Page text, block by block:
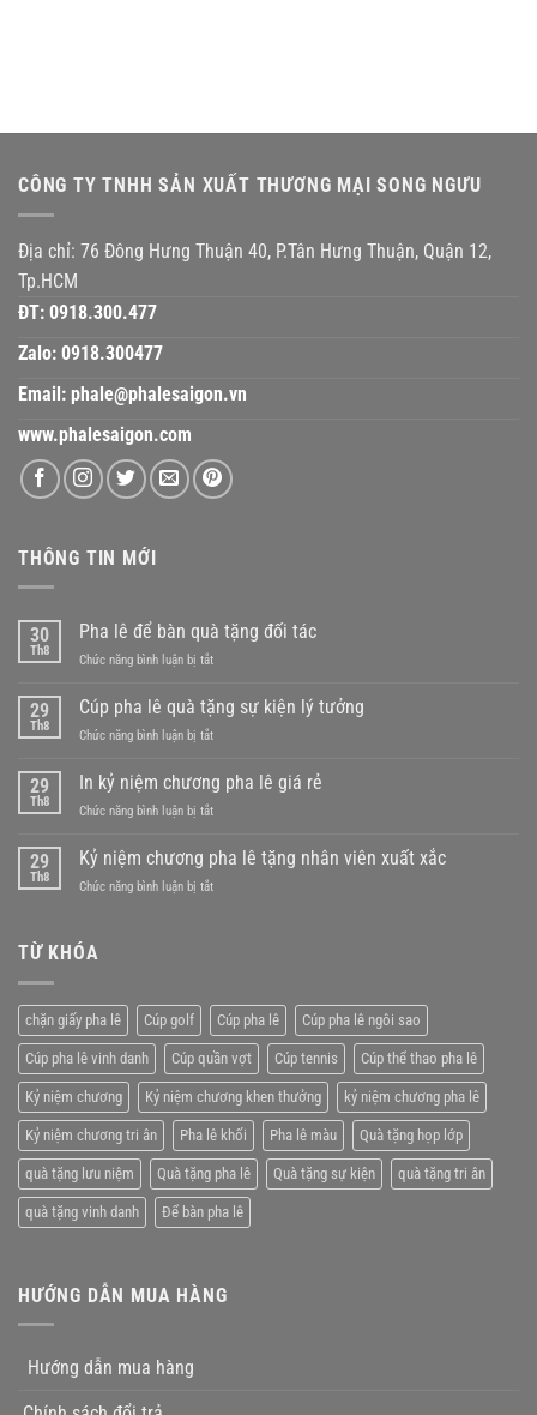
CÔNG TY TNHH SẢN XUẤT THƯƠNG MẠI SONG NGƯU
Địa chỉ: 76 Đông Hưng Thuận 40, P.Tân Hưng Thuận, Quận 12,
Tp.HCM
ĐT: 0918.300.477
Zalo: 0918.300477
Email: phale@phalesaigon.vn
www.phalesaigon.com
THÔNG TIN MỚI
30
Th8
Pha lê để bàn quà tặng đối tác
Chức năng bình luận bị tắtở
lê
bàn
tặng
29
Th8
Cúp pha lê quà tặng sự kiện lý tưởng
Chức năng bình luận bị tắtở
pha
lê
quà
sự
29
Th8
In kỷ niệm chương pha lê giá rẻ
Chức năng bình luận bị tắtở
kỷ
chương
29
Th8
Kỷ niệm chương pha lê tặng nhân viên xuất xắc
Chức năng bình luận bị tắtở
tặng
nhân
viên
xắc
TỪ KHÓA
chặn giấy pha lê Cúp golf Cúp pha lê Cúp pha lê ngôi sao
Cúp pha lê vinh danh Cúp quần vợt Cúp tennis Cúp thể thao pha lê
Kỷ niệm chương Kỷ niệm chương khen thưởng kỷ niệm chương pha lê
Kỷ niệm chương tri ân Pha lê khối Pha lê màu Quà tặng họp lớp
quà tặng lưu niệm Quà tặng pha lê Quà tặng sự kiện quà tặng tri ân
quà tặng vinh danh Để bàn pha lê
HƯỚNG DẪN MUA HÀNG
Hướng dẫn mua hàng